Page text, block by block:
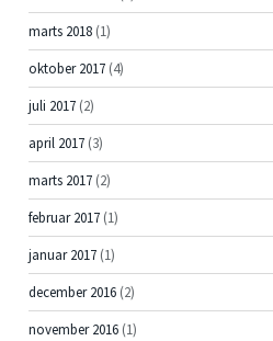
marts 2018 (1)
oktober 2017 (4)
juli 2017 (2)
april 2017 (3)
marts 2017 (2)
februar 2017 (1)
januar 2017 (1)
december 2016 (2)
november 2016 (1)